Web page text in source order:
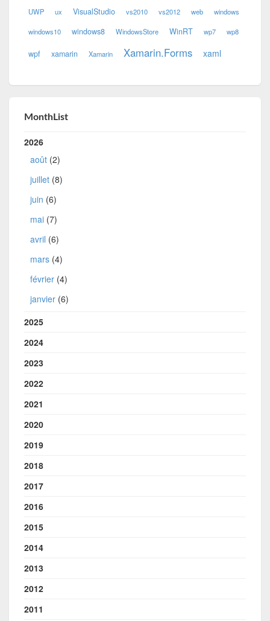
UWP ux VisualStudio vs2010 vs2012 web windows
windows10 windows8 WindowsStore WinRT wp7 wp8
wpf xamarin Xamarin Xamarin.Forms xaml
MonthList
2026
août (2)
juillet (8)
juin (6)
mai (7)
avril (6)
mars (4)
février (4)
janvier (6)
2025
2024
2023
2022
2021
2020
2019
2018
2017
2016
2015
2014
2013
2012
2011